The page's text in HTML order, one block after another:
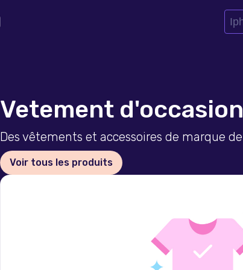
Vetement
Des vêtements et accessoires de marque
Voir tous les produits